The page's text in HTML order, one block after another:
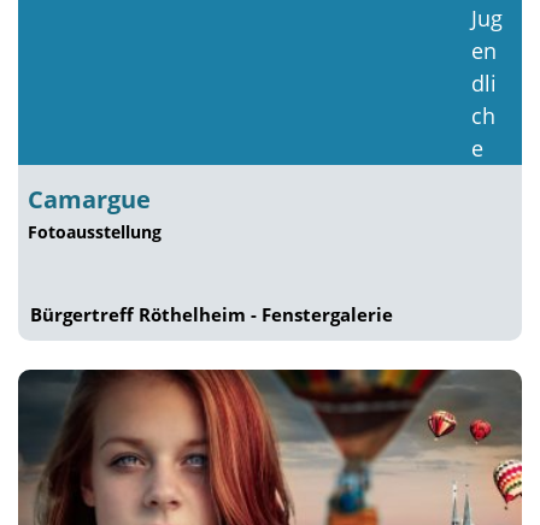
Camargue
Fotoausstellung
Bürgertreff Röthelheim - Fenstergalerie